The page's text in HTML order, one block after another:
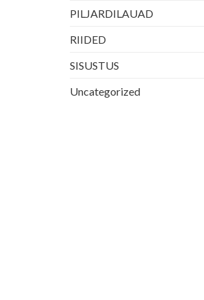
PILJARDILAUAD
RIIDED
SISUSTUS
Uncategorized